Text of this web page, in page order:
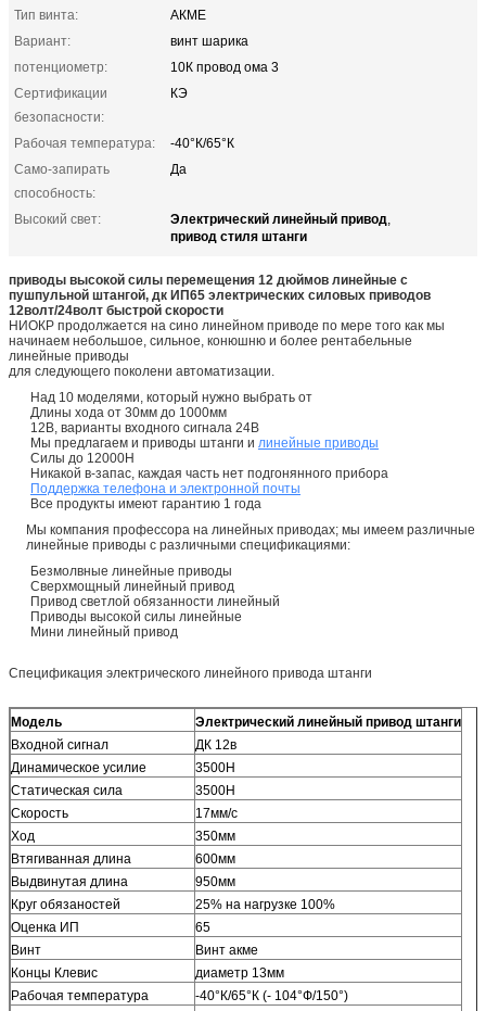
Тип винта:
АКМЕ
Вариант:
винт шарика
потенциометр:
10К провод ома 3
Сертификации
безопасности:
КЭ
Рабочая температура:
-40°К/65°К
Само-запирать
способность:
Да
Высокий свет: Электрический линейный привод,
привод стиля штанги
приводы высокой силы перемещения 12 дюймов линейные с
пушпульной штангой, дк ИП65 электрических силовых приводов
12волт/24волт быстрой скорости
НИОКР продолжается на сино линейном приводе по мере того как мы
начинаем небольшое, сильное, конюшню и более рентабельные
линейные приводы
для следующего поколени автоматизации.
Над 10 моделями, который нужно выбрать от
Длины хода от 30мм до 1000мм
12В, варианты входного сигнала 24В
Мы предлагаем и приводы штанги и линейные приводы
Силы до 12000Н
Никакой в-запас, каждая часть нет подгонянного прибора
Поддержка телефона и электронной почты
Все продукты имеют гарантию 1 года
Мы компания профессора на линейных приводах; мы имеем различные
линейные приводы с различными спецификациями:
Безмолвные линейные приводы
Сверхмощный линейный привод
Привод светлой обязанности линейный
Приводы высокой силы линейные
Мини линейный привод
Спецификация электрического линейного привода штанги
Модель
Электрический линейный привод штанги
Входной сигнал
ДК 12в
Динамическое усилие
3500Н
Статическая сила
3500Н
Скорость
17мм/с
Ход
350мм
Втягиванная длина
600мм
Выдвинутая длина
950мм
Круг обязаностей
25% на нагрузке 100%
Оценка ИП
65
Винт
Винт акме
Концы Клевис
диаметр 13мм
Рабочая температура
-40°К/65°К (- 104°Ф/150°)